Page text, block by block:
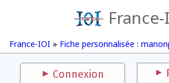
France-IOI » Fiche personnalisée :
Connexion